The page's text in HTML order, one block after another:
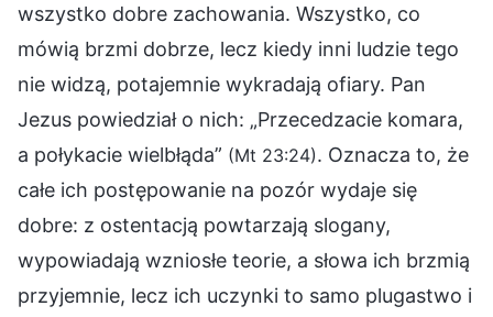
wszystko dobre zachowania. Wszystko, co
mówią brzmi dobrze, lecz kiedy inni ludzie tego
nie widzą, potajemnie wykradają ofiary. Pan
Jezus powiedział o nich: „Przecedzacie komara,
a połykacie wielbłąda” (Mt 23:24). Oznacza to, że
całe ich postępowanie na pozór wydaje się
dobre: z ostentacją powtarzają slogany,
wypowiadają wzniosłe teorie, a słowa ich brzmią
przyjemnie, lecz ich uczynki to samo plugastwo i